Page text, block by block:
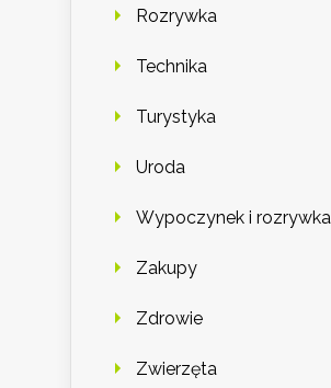
Rozrywka
Technika
Turystyka
Uroda
Wypoczynek i rozrywka
Zakupy
Zdrowie
Zwierzęta